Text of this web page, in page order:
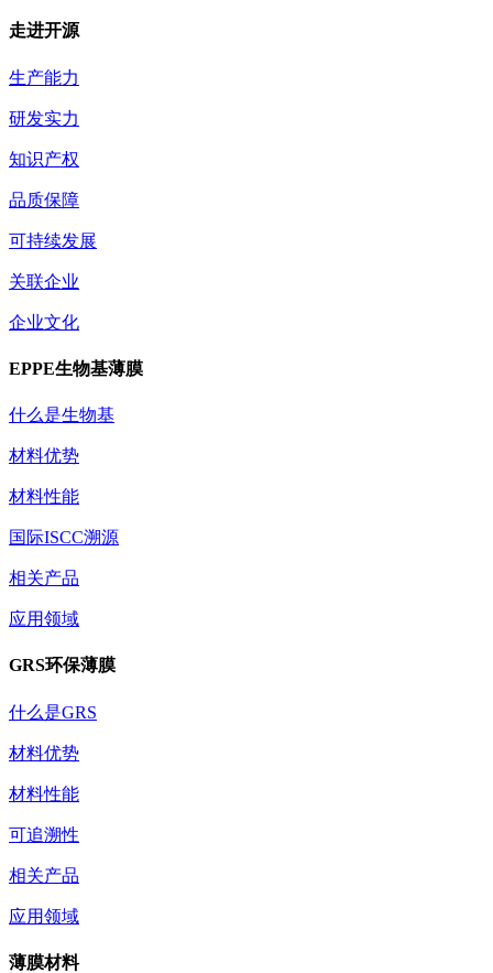
走进开源
生产能力
研发实力
知识产权
品质保障
可持续发展
关联企业
企业文化
EPPE生物基薄膜
什么是生物基
材料优势
材料性能
国际ISCC溯源
相关产品
应用领域
GRS环保薄膜
什么是GRS
材料优势
材料性能
可追溯性
相关产品
应用领域
薄膜材料